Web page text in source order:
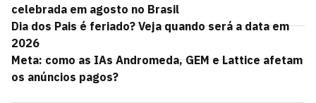
celebrada em agosto no Brasil
Dia dos Pais é feriado? Veja quando será a data em
2026
Meta: como as IAs Andromeda, GEM e Lattice afetam
os anúncios pagos?